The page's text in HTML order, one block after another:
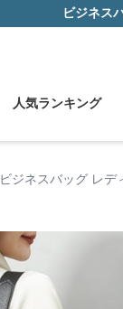
ビジネス
人気ランキング
ビジネスバッグ レデ